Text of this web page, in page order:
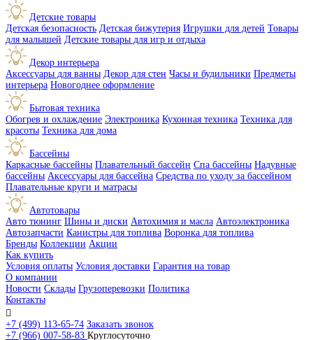
Детские товары
Детская безопасность Детская бижутерия Игрушки для детей Товары
для малышей Детские товары для игр и отдыха
Декор интерьера
Аксессуары для ванны Декор для стен Часы и будильники Предметы
интерьера Новогоднее оформление
Бытовая техника
Обогрев и охлаждение Электроника Кухонная техника Техника для
красоты Техника для дома
Бассейны
Каркасные бассейны Плавательный бассейн Спа бассейны Надувные
бассейны Аксессуары для бассейна Средства по уходу за бассейном
Плавательные круги и матрасы
Автотовары
Авто тюнинг Шины и диски Автохимия и масла Автоэлектроника
Автозапчасти Канистры для топлива Воронка для топлива
Бренды Коллекции Акции
Как купить
Условия оплаты Условия доставки Гарантия на товар
О компании
Новости Склады Грузоперевозки Политика
Контакты

+7 (499) 113-65-74 Заказать звонок
+7 (966) 007-58-83 Круглосуточно